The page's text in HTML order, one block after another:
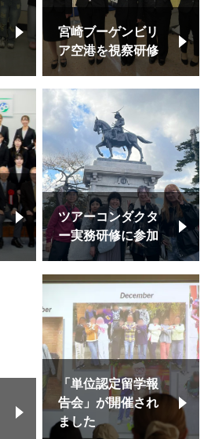
宮崎ブーゲンビリ
ア空港を視察研修
ツアーコンダクタ
ー実務研修に参加
「単位認定留学報
告会」が開催され
ました